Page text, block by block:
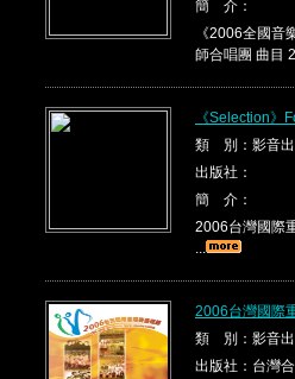
簡 介：
《2006全國音
師合唱團 曲目
《Selection》
類 別：影音
出版社：
簡 介：
2006台灣國際
...
2006台灣國際
類 別：影音
出版社：台灣